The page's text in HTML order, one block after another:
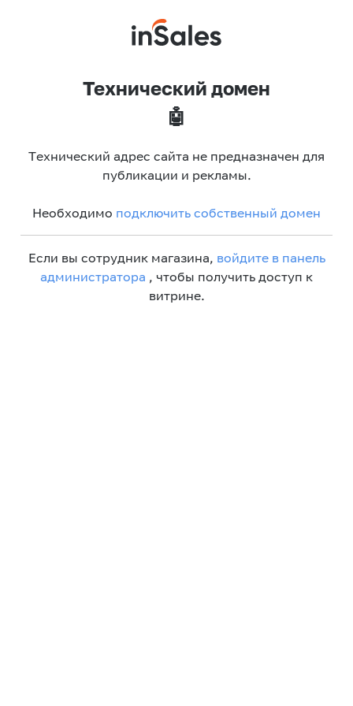
Технический домен
🤖
Технический адрес сайта не предназначен для
публикации и рекламы.
Необходимо подключить собственный домен
Если вы сотрудник магазина, войдите в панель
администратора , чтобы получить доступ к
витрине.